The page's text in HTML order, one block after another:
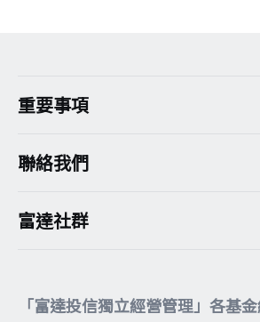
重要事項
聯絡我們
富達社群
「富達投信獨立經營管理」各基